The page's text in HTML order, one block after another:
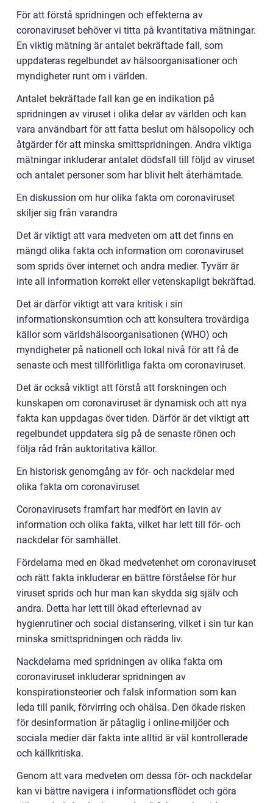
För att förstå spridningen och effekterna av
coronaviruset behöver vi titta på kvantitativa mätningar.
En viktig mätning är antalet bekräftade fall, som
uppdateras regelbundet av hälsoorganisationer och
myndigheter runt om i världen.
Antalet bekräftade fall kan ge en indikation på
spridningen av viruset i olika delar av världen och kan
vara användbart för att fatta beslut om hälsopolicy och
åtgärder för att minska smittspridningen. Andra viktiga
mätningar inkluderar antalet dödsfall till följd av viruset
och antalet personer som har blivit helt återhämtade.
En diskussion om hur olika fakta om coronaviruset
skiljer sig från varandra
Det är viktigt att vara medveten om att det finns en
mängd olika fakta och information om coronaviruset
som sprids över internet och andra medier. Tyvärr är
inte all information korrekt eller vetenskapligt bekräftad.
Det är därför viktigt att vara kritisk i sin
informationskonsumtion och att konsultera trovärdiga
källor som världshälsoorganisationen (WHO) och
myndigheter på nationell och lokal nivå för att få de
senaste och mest tillförlitliga fakta om coronaviruset.
Det är också viktigt att förstå att forskningen och
kunskapen om coronaviruset är dynamisk och att nya
fakta kan uppdagas över tiden. Därför är det viktigt att
regelbundet uppdatera sig på de senaste rönen och
följa råd från auktoritativa källor.
En historisk genomgång av för- och nackdelar med
olika fakta om coronaviruset
Coronavirusets framfart har medfört en lavin av
information och olika fakta, vilket har lett till för- och
nackdelar för samhället.
Fördelarna med en ökad medvetenhet om coronaviruset
och rätt fakta inkluderar en bättre förståelse för hur
viruset sprids och hur man kan skydda sig själv och
andra. Detta har lett till ökad efterlevnad av
hygienrutiner och social distansering, vilket i sin tur kan
minska smittspridningen och rädda liv.
Nackdelarna med spridningen av olika fakta om
coronaviruset inkluderar spridningen av
konspirationsteorier och falsk information som kan
leda till panik, förvirring och ohälsa. Den ökade risken
för desinformation är påtaglig i online-miljöer och
sociala medier där fakta inte alltid är väl kontrollerade
och källkritiska.
Genom att vara medveten om dessa för- och nackdelar
kan vi bättre navigera i informationsflödet och göra